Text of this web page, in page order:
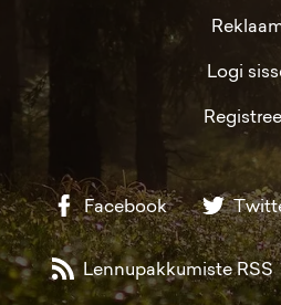
Logi
Facebook
Lennupakkumiste RSS